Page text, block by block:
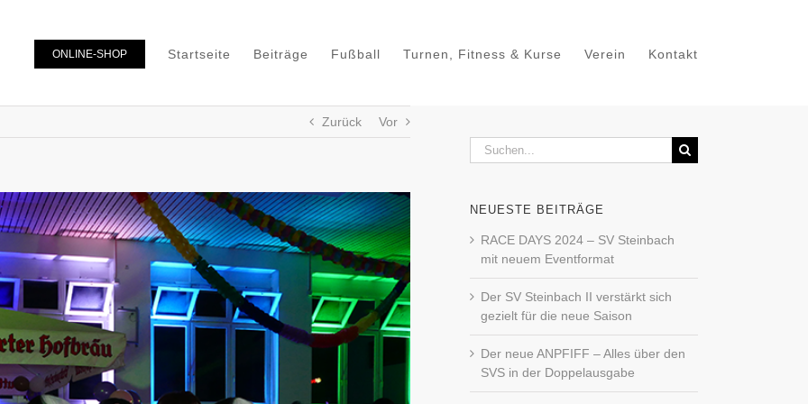
ONLINE-SHOP Startseite Beiträge Fußball Turnen, Fitness & Kurse Verein Kontakt
Zurück Vor
Suche
nach:
NEUESTE BEITRÄGE
RACE DAYS 2024 – SV Steinbach
mit neuem Eventformat
Der SV Steinbach II verstärkt sich
gezielt für die neue Saison
Der neue ANPFIFF – Alles über den
SVS in der Doppelausgabe